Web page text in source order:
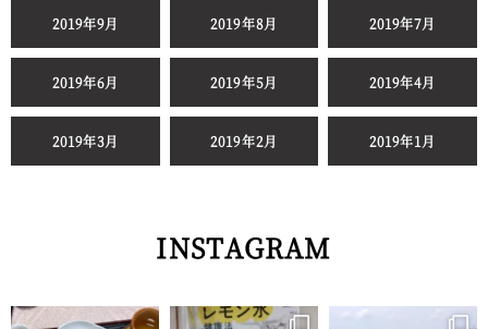
2019年9月 2019年8月 2019年7月
2019年6月 2019年5月 2019年4月
2019年3月 2019年2月 2019年1月
INSTAGRAM